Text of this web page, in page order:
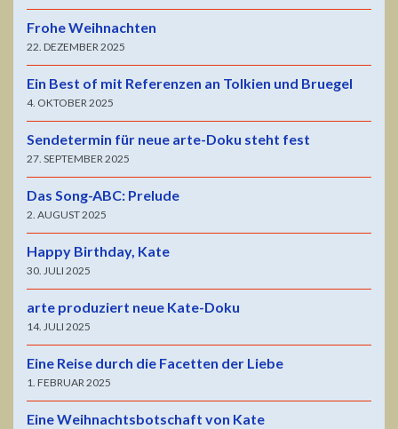
Frohe Weihnachten
22. DEZEMBER 2025
Ein Best of mit Referenzen an Tolkien und Bruegel
4. OKTOBER 2025
Sendetermin für neue arte-Doku steht fest
27. SEPTEMBER 2025
Das Song-ABC: Prelude
2. AUGUST 2025
Happy Birthday, Kate
30. JULI 2025
arte produziert neue Kate-Doku
14. JULI 2025
Eine Reise durch die Facetten der Liebe
1. FEBRUAR 2025
Eine Weihnachtsbotschaft von Kate